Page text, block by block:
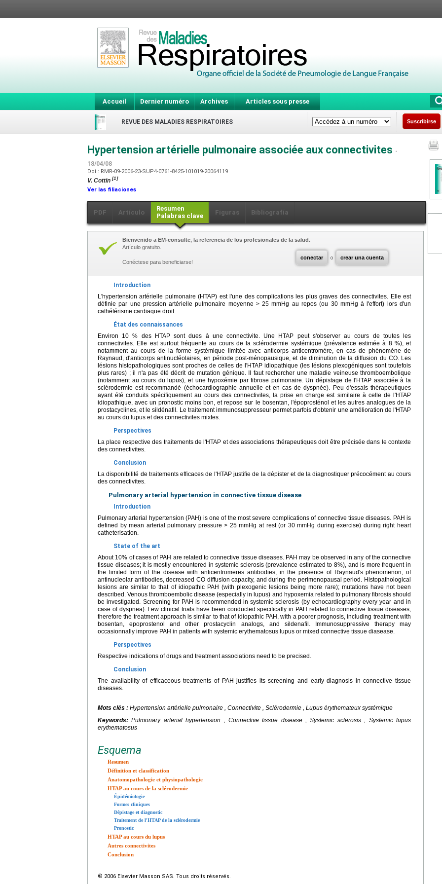
Accueil Dernier numéro Archives Articles sous presse
REVUE DES MALADIES RESPIRATOIRES Suscribirse
Hypertension artérielle pulmonaire associée aux connectivites -
18/04/08
Doi : RMR-09-2006-23-SUP4-0761-8425-101019-20064119
V. Cottin [1]
Ver las filiaciones
PDF Artículo
Resumen
Palabras clave
Figuras Bibliografía
conectar o crear una cuenta
Bienvenido a EM-consulte, la referencia de los profesionales de la salud.
Artículo gratuito.
Conéctese para beneficiarse!
Introduction
L'hypertension artérielle pulmonaire (HTAP) est l'une des complications les plus graves des connectivites. Elle est
définie par une pression artérielle pulmonaire moyenne > 25 mmHg au repos (ou 30 mmHg à l'effort) lors d'un
cathétérisme cardiaque droit.
État des connaissances
Environ 10 % des HTAP sont dues à une connectivite. Une HTAP peut s'observer au cours de toutes les
connectivites. Elle est surtout fréquente au cours de la sclérodermie systémique (prévalence estimée à 8 %), et
notamment au cours de la forme systémique limitée avec anticorps anticentromère, en cas de phénomène de
Raynaud, d'anticorps antinucléolaires, en période post-ménopausique, et de diminution de la diffusion du CO. Les
lésions histopathologiques sont proches de celles de l'HTAP idiopathique (les lésions plexogéniques sont toutefois
plus rares) ; il n'a pas été décrit de mutation génique. Il faut rechercher une maladie veineuse thromboembolique
(notamment au cours du lupus), et une hypoxémie par fibrose pulmonaire. Un dépistage de l'HTAP associée à la
sclérodermie est recommandé (échocardiographie annuelle et en cas de dyspnée). Peu d'essais thérapeutiques
ayant été conduits spécifiquement au cours des connectivites, la prise en charge est similaire à celle de l'HTAP
idiopathique, avec un pronostic moins bon, et repose sur le bosentan, l'époprosténol et les autres analogues de la
prostacyclines, et le sildénafil. Le traitement immunosuppresseur permet parfois d'obtenir une amélioration de l'HTAP
au cours du lupus et des connectivites mixtes.
Perspectives
La place respective des traitements de l'HTAP et des associations thérapeutiques doit être précisée dans le contexte
des connectivites.
Conclusion
La disponibilité de traitements efficaces de l'HTAP justifie de la dépister et de la diagnostiquer précocément au cours
des connectivites.
Pulmonary arterial hypertension in connective tissue disease
Introduction
Pulmonary arterial hypertension (PAH) is one of the most severe complications of connective tissue diseases. PAH is
defined by mean arterial pulmonary pressure > 25 mmHg at rest (or 30 mmHg during exercise) during right heart
catheterisation.
State of the art
About 10% of cases of PAH are related to connective tissue diseases. PAH may be observed in any of the connective
tissue diseases; it is mostly encountered in systemic sclerosis (prevalence estimated to 8%), and is more frequent in
the limited form of the disease with anticentromeres antibodies, in the presence of Raynaud's phenomenon, of
antinucleolar antibodies, decreased CO diffusion capacity, and during the perimenopausal period. Histopathological
lesions are similar to that of idiopathic PAH (with plexogenic lesions being more rare); mutations have not been
described. Venous thromboembolic disease (especially in lupus) and hypoxemia related to pulmonary fibrosis should
be investigated. Screening for PAH is recommended in systemic sclerosis (by echocardiography every year and in
case of dyspnea). Few clinical trials have been conducted specifically in PAH related to connective tissue diseases,
therefore the treatment approach is similar to that of idiopathic PAH, with a poorer prognosis, including treatment with
bosentan, epoprostenol and other prostacyclin analogs, and sildenafil. Immunosuppressive therapy may
occasionnally improve PAH in patients with systemic erythematosus lupus or mixed connective tissue diasease.
Perspectives
Respective indications of drugs and treatment associations need to be precised.
Conclusion
The availability of efficaceous treatments of PAH justifies its screening and early diagnosis in connective tissue
diseases.
Mots clés : Hypertension artérielle pulmonaire , Connectivite , Sclérodermie , Lupus érythemateux systémique
Keywords:Pulmonary arterial hypertension , Connective tissue disease , Systemic sclerosis , Systemic lupus
erythematosus
Esquema
Resumen
Définition et classification
Anatomopathologie et physiopathologie
HTAP au cours de la sclérodermie
Épidémiologie
Formes cliniques
Dépistage et diagnostic
Traitement de l'HTAP de la sclérodermie
Pronostic
HTAP au cours du lupus
Autres connectivites
Conclusion
© 2006 Elsevier Masson SAS. Tous droits réservés.